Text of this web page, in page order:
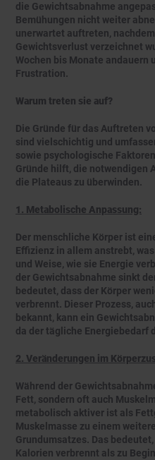
die Gewichtsabnahme
Bemühungen nicht weiter
unerwartet auftreten,
Gewichtsverlust verzeichnet
Wochen bis Monate andauern
Frustration.
Warum treten sie auf?
Die Gründe für das Auftreten
sind vielschichtig und
sowie psychologische
Gründe hilft, die notwendigen
die Plateaus zu überwinden.
1. Metabolische Anpassung:
Der menschliche Körper ist
Effizienz in allem anstrebt,
und Weise, wie sie Energie
der Gewichtsabnahme sinkt
bedeutet, dass der Körper
verbrennt. Dieser Prozess,
bekannt, kann ein
da der tägliche Energiebedarf
2. Veränderungen im
Während der
Fett, sondern oft auch
metabolisch aktiver ist als
Muskelmasse zu einem
Grundumsatzes. Das
Kalorien verbrennt als zu